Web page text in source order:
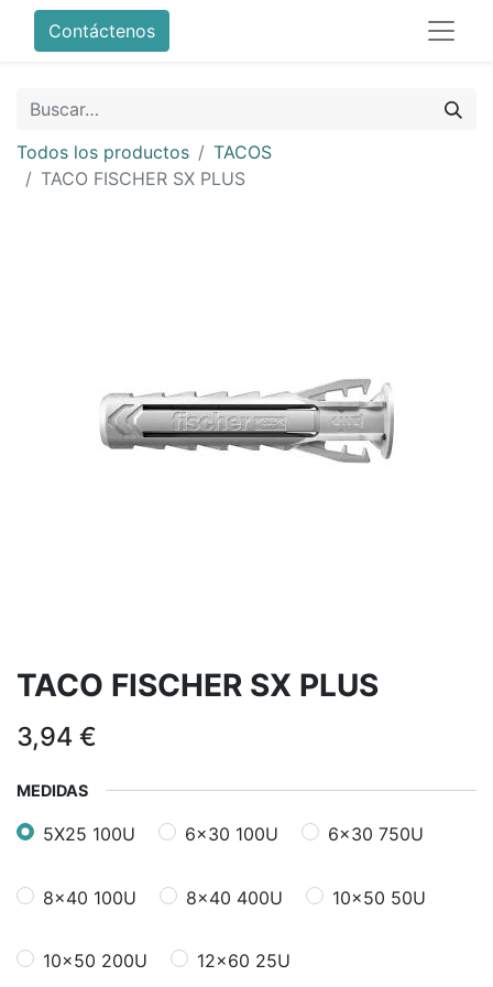
Contáctenos
Todos los productos
TACOS
TACO FISCHER SX PLUS
TACO FISCHER SX PLUS
3,94 €
MEDIDAS
5X25 100U 6x30 100U 6x30 750U
8x40 100U 8x40 400U 10x50 50U
10x50 200U 12x60 25U